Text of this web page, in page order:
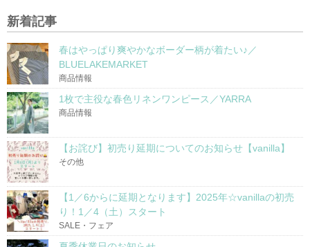
新着記事
春はやっぱり爽やかなボーダー柄が着たい♪／
BLUELAKEMARKET
商品情報
1枚で主役な春色リネンワンピース／YARRA
商品情報
【お詫び】初売り延期についてのお知らせ【vanilla】
その他
【1／6からに延期となります】2025年☆vanillaの初売
り！1／4（土）スタート
SALE・フェア